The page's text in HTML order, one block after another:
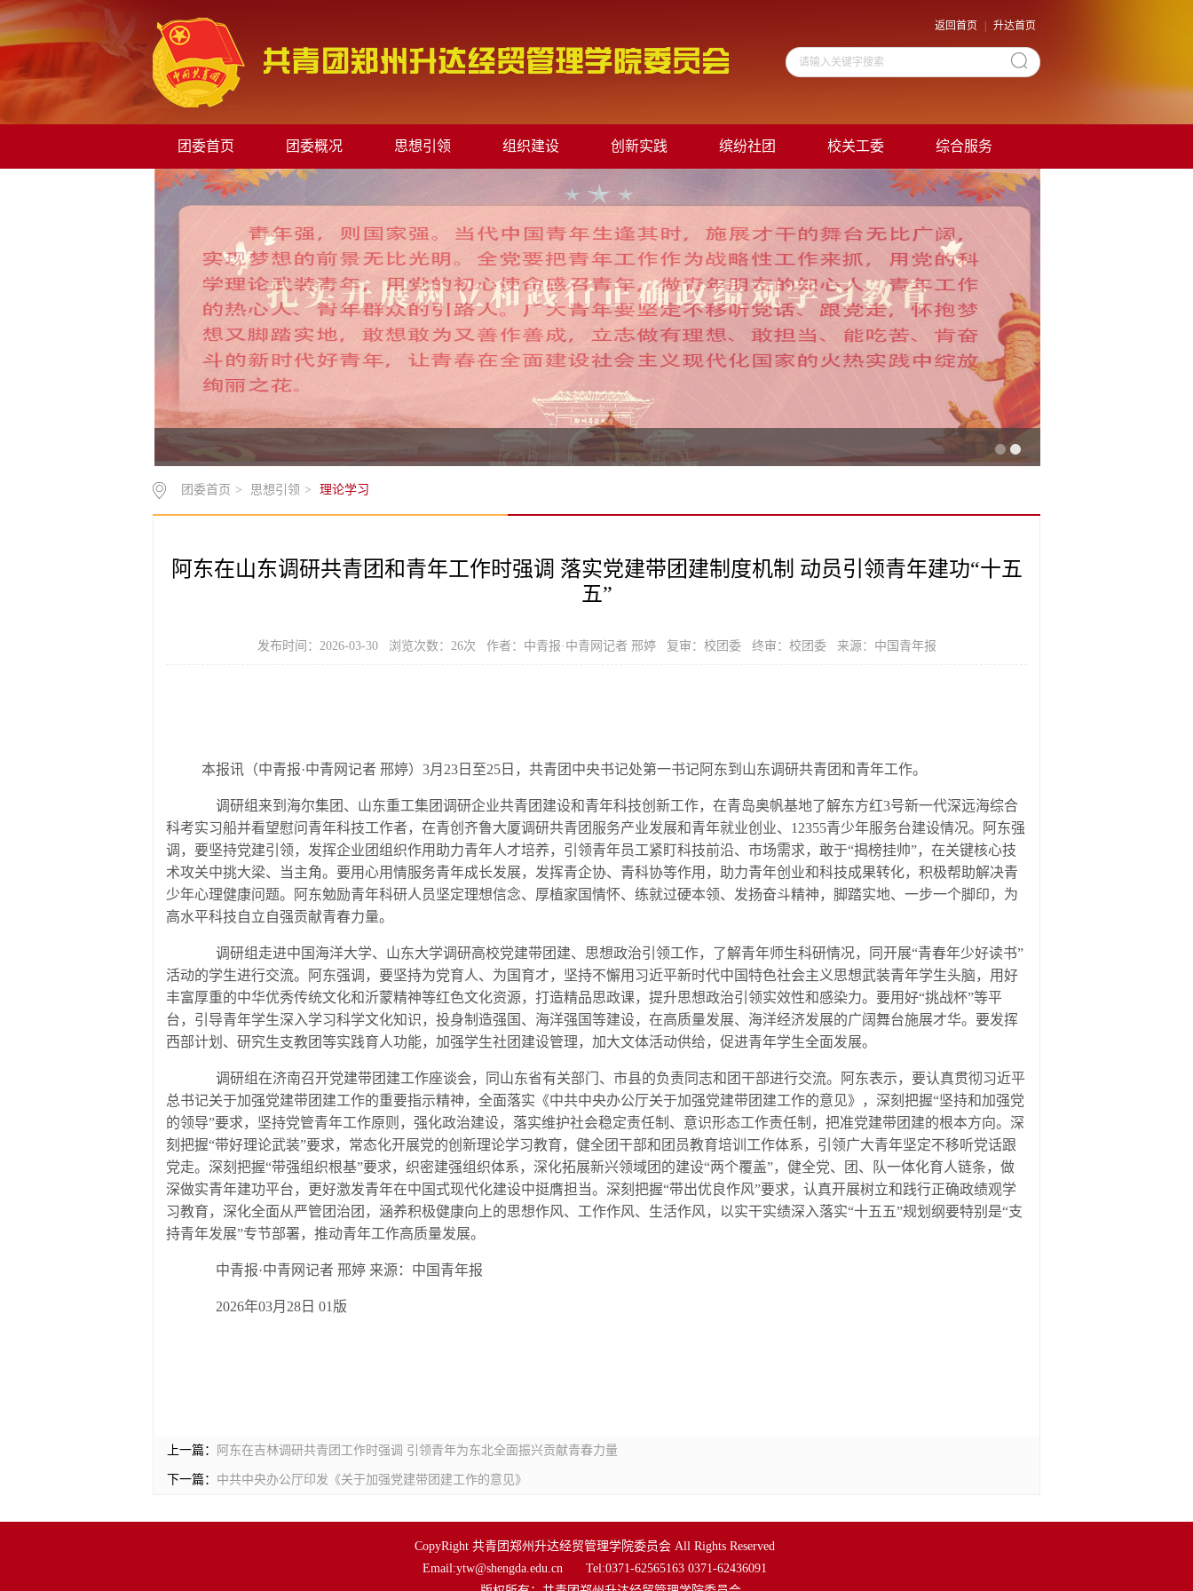
返回首页 升达首页
团委首页 团委概况 思想引领 组织建设 创新实践 缤纷社团 校关工委 综合服务
团委首页 > 思想引领 > 理论学习
阿东在山东调研共青团和青年工作时强调 落实党建带团建制度机制 动员引领青年建功“十五
五”
发布时间：2026-03-30 浏览次数： 26次 作者：中青报·中青网记者 邢婷 复审：校团委 终审：校团委 来源：中国青年报
本报讯（中青报·中青网记者 邢婷）3月23日至25日，共青团中央书记处第一书记阿东到山东调研共青团和青年工作。
调研组来到海尔集团、山东重工集团调研企业共青团建设和青年科技创新工作，在青岛奥帆基地了解东方红3号新一代深远海综合
科考实习船并看望慰问青年科技工作者，在青创齐鲁大厦调研共青团服务产业发展和青年就业创业、12355青少年服务台建设情况。阿东强
调，要坚持党建引领，发挥企业团组织作用助力青年人才培养，引领青年员工紧盯科技前沿、市场需求，敢于“揭榜挂帅”，在关键核心技
术攻关中挑大梁、当主角。要用心用情服务青年成长发展，发挥青企协、青科协等作用，助力青年创业和科技成果转化，积极帮助解决青
少年心理健康问题。阿东勉励青年科研人员坚定理想信念、厚植家国情怀、练就过硬本领、发扬奋斗精神，脚踏实地、一步一个脚印，为
高水平科技自立自强贡献青春力量。
调研组走进中国海洋大学、山东大学调研高校党建带团建、思想政治引领工作，了解青年师生科研情况，同开展“青春年少好读书”
活动的学生进行交流。阿东强调，要坚持为党育人、为国育才，坚持不懈用习近平新时代中国特色社会主义思想武装青年学生头脑，用好
丰富厚重的中华优秀传统文化和沂蒙精神等红色文化资源，打造精品思政课，提升思想政治引领实效性和感染力。要用好“挑战杯”等平
台，引导青年学生深入学习科学文化知识，投身制造强国、海洋强国等建设，在高质量发展、海洋经济发展的广阔舞台施展才华。要发挥
西部计划、研究生支教团等实践育人功能，加强学生社团建设管理，加大文体活动供给，促进青年学生全面发展。
调研组在济南召开党建带团建工作座谈会，同山东省有关部门、市县的负责同志和团干部进行交流。阿东表示，要认真贯彻习近平
总书记关于加强党建带团建工作的重要指示精神，全面落实《中共中央办公厅关于加强党建带团建工作的意见》，深刻把握“坚持和加强党
的领导”要求，坚持党管青年工作原则，强化政治建设，落实维护社会稳定责任制、意识形态工作责任制，把准党建带团建的根本方向。深
刻把握“带好理论武装”要求，常态化开展党的创新理论学习教育，健全团干部和团员教育培训工作体系，引领广大青年坚定不移听党话跟
党走。深刻把握“带强组织根基”要求，织密建强组织体系，深化拓展新兴领域团的建设“两个覆盖”，健全党、团、队一体化育人链条，做
深做实青年建功平台，更好激发青年在中国式现代化建设中挺膺担当。深刻把握“带出优良作风”要求，认真开展树立和践行正确政绩观学
习教育，深化全面从严管团治团，涵养积极健康向上的思想作风、工作作风、生活作风，以实干实绩深入落实“十五五”规划纲要特别是“支
持青年发展”专节部署，推动青年工作高质量发展。
中青报·中青网记者 邢婷 来源：中国青年报
2026年03月28日 01版
上一篇： 阿东在吉林调研共青团工作时强调 引领青年为东北全面振兴贡献青春力量
下一篇： 中共中央办公厅印发《关于加强党建带团建工作的意见》
CopyRight 共青团郑州升达经贸管理学院委员会 All Rights Reserved
Email:ytw@shengda.edu.cn   　Tel:0371-62565163 0371-62436091